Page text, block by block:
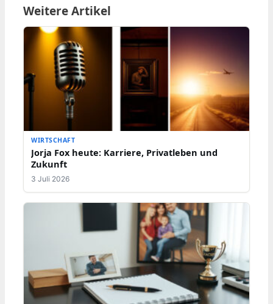
Weitere Artikel
WIRTSCHAFT
Jorja Fox heute: Karriere, Privatleben und
Zukunft
3 Juli 2026